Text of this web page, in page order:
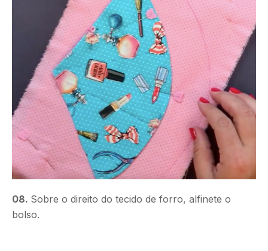
08. Sobre o direito do tecido de forro, alfinete o
bolso.